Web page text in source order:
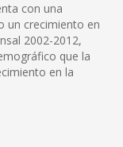
con una
un crecimiento en
2002-2012,
que la
en la